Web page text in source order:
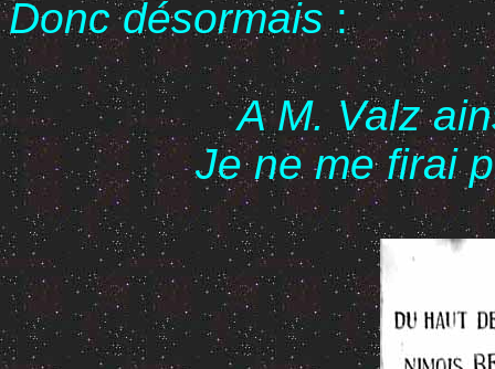
Donc désormais:
A M. Valz
Je ne me firai